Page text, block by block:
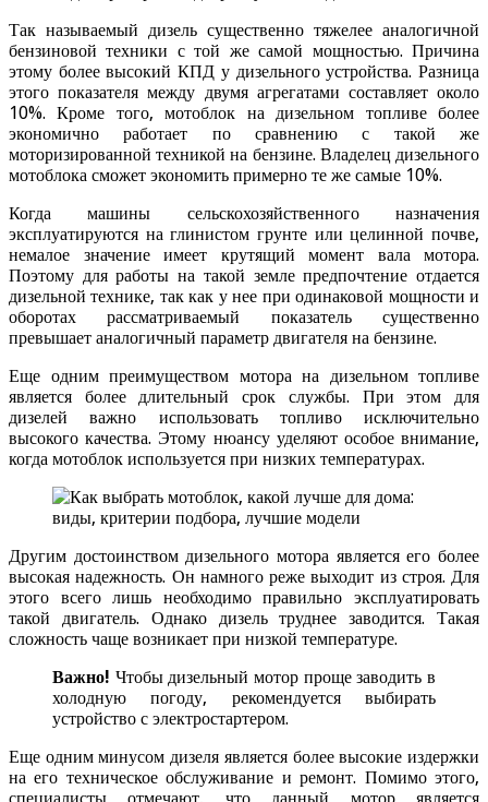
Так называемый дизель существенно тяжелее аналогичной
бензиновой техники с той же самой мощностью. Причина
этому более высокий КПД у дизельного устройства. Разница
этого показателя между двумя агрегатами составляет около
10%. Кроме того, мотоблок на дизельном топливе более
экономично работает по сравнению с такой же
моторизированной техникой на бензине. Владелец дизельного
мотоблока сможет экономить примерно те же самые 10%.
Когда машины сельскохозяйственного назначения
эксплуатируются на глинистом грунте или целинной почве,
немалое значение имеет крутящий момент вала мотора.
Поэтому для работы на такой земле предпочтение отдается
дизельной технике, так как у нее при одинаковой мощности и
оборотах рассматриваемый показатель существенно
превышает аналогичный параметр двигателя на бензине.
Еще одним преимуществом мотора на дизельном топливе
является более длительный срок службы. При этом для
дизелей важно использовать топливо исключительно
высокого качества. Этому нюансу уделяют особое внимание,
когда мотоблок используется при низких температурах.
Другим достоинством дизельного мотора является его более
высокая надежность. Он намного реже выходит из строя. Для
этого всего лишь необходимо правильно эксплуатировать
такой двигатель. Однако дизель труднее заводится. Такая
сложность чаще возникает при низкой температуре.
Важно! Чтобы дизельный мотор проще заводить в
холодную погоду, рекомендуется выбирать
устройство с электростартером.
Еще одним минусом дизеля является более высокие издержки
на его техническое обслуживание и ремонт. Помимо этого,